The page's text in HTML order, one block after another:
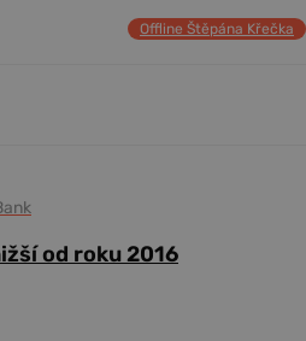
Offline Štěpána Křečka
od roku 2016